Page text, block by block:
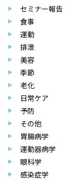
セミナー報告
食事
運動
排泄
美容
季節
老化
日常ケア
予防
その他
胃腸病学
運動器病学
眼科学
感染症学